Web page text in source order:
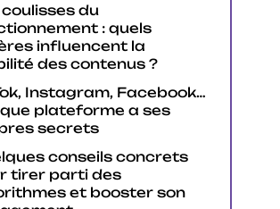
du
: quels
influencent la
des contenus ?
Instagram, Facebook…
plateforme a ses
secrets
conseils concrets
tirer parti des
et booster son